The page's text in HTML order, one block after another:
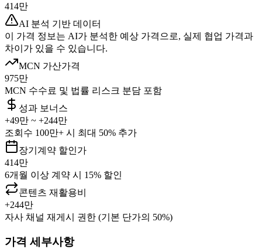
414만
AI 분석 기반 데이터
이 가격 정보는 AI가 분석한 예상 가격으로, 실제 협업 가격과
차이가 있을 수 있습니다.
MCN 가산가격
975만
MCN 수수료 및 법률 리스크 분담 포함
성과 보너스
+49만 ~ +244만
조회수 100만+ 시 최대 50% 추가
장기계약 할인가
414만
6개월 이상 계약 시 15% 할인
콘텐츠 재활용비
+244만
자사 채널 재게시 권한 (기본 단가의 50%)
가격 세부사항